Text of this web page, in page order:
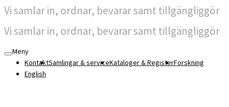
Vi samlar in, ordnar, bevarar samt tillgängliggör
Vi samlar in, ordnar, bevarar samt tillgängliggör
Meny
KontaktSamlingar & serviceKataloger & RegisterForskning
English